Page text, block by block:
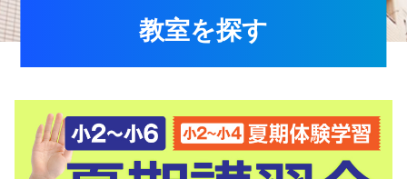
教室を探す